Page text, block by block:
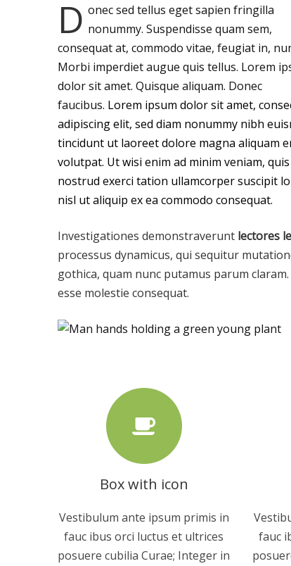
D onec sed tellus eget sapien fringilla
nonummy. Suspendisse quam sem,
consequat at, commodo vitae, feugiat in,
Morbi imperdiet augue quis tellus. Lorem
dolor sit amet. Quisque aliquam. Donec
faucibus. Lorem ipsum dolor sit amet,
adipiscing elit, sed diam nonummy nibh
tincidunt ut laoreet dolore magna aliquam
volutpat. Ut wisi enim ad minim veniam, quis
nostrud exerci tation ullamcorper suscipit
nisl ut aliquip ex ea commodo consequat.
Investigationes demonstraverunt lectores
processus dynamicus, qui sequitur
gothica, quam nunc putamus parum
esse molestie consequat.
Box with icon
Vestibulum ante ipsum primis in
fauc ibus orci luctus et ultrices
posuere cubilia Curae; Integer in
fauc